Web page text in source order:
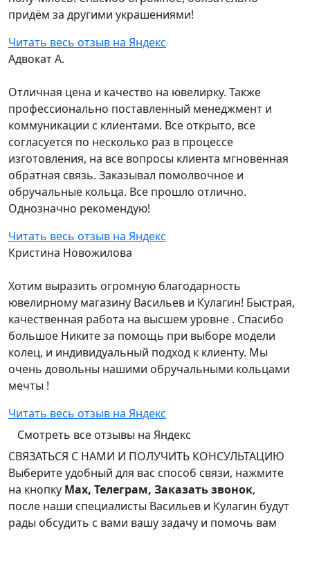
придём за другими украшениями!
Читать весь отзыв на Яндекс
Адвокат А.
Отличная цена и качество на ювелирку. Также
профессионально поставленный менеджмент и
коммуникации с клиентами. Все открыто, все
согласуется по несколько раз в процессе
изготовления, на все вопросы клиента мгновенная
обратная связь. Заказывал помолвочное и
обручальные кольца. Все прошло отлично.
Однозначно рекомендую!
Читать весь отзыв на Яндекс
Кристина Новожилова
Хотим выразить огромную благодарность
ювелирному магазину Васильев и Кулагин! Быстрая,
качественная работа на высшем уровне . Спасибо
большое Никите за помощь при выборе модели
колец, и индивидуальный подход к клиенту. Мы
очень довольны нашими обручальными кольцами
мечты !
Читать весь отзыв на Яндекс
Смотреть все отзывы на Яндекс
СВЯЗАТЬСЯ С НАМИ И ПОЛУЧИТЬ КОНСУЛЬТАЦИЮ
Выберите удобный для вас способ связи, нажмите
на кнопку Max, Телеграм, Заказать звонок,
после наши специалисты Васильев и Кулагин будут
рады обсудить с вами вашу задачу и помочь вам